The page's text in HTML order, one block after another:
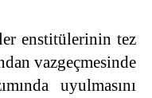
enstitülerinin tez
vazgeçmesinde
uyulmasını